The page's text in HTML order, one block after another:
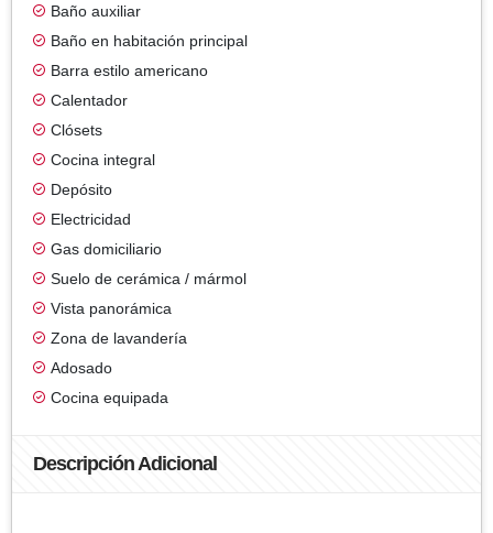
Baño auxiliar
Baño en habitación principal
Barra estilo americano
Calentador
Clósets
Cocina integral
Depósito
Electricidad
Gas domiciliario
Suelo de cerámica / mármol
Vista panorámica
Zona de lavandería
Adosado
Cocina equipada
Descripción Adicional